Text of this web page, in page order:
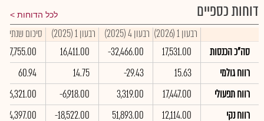
דוחות כספיים לכל הדוחות
רבעון 1 (2026) רבעון 4 (2025) רבעון 1 (2025)
סיכום שנתי 2025
סה"כ הכנסות
17,531.00
-32,466.00
16,411.00
67,755.00
רווח גולמי
15.63
-29.43
14.75
60.94
רווח תפעולי
17,447.00
3,319.00
-6,918.00
46,321.00
רווח נקי
12,114.00
51,893.00
-18,522.00
-4,397.00